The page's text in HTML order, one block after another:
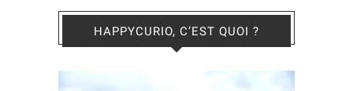
HAPPYCURIO, C’EST QUOI ?